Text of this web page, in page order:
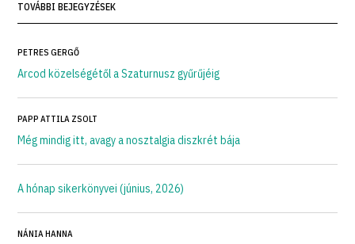
TOVÁBBI BEJEGYZÉSEK
PETRES GERGŐ
Arcod közelségétől a Szaturnusz gyűrűjéig
PAPP ATTILA ZSOLT
Még mindig itt, avagy a nosztalgia diszkrét bája
A hónap sikerkönyvei (június, 2026)
NÁNIA HANNA